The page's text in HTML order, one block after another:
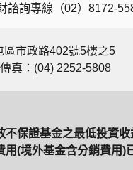
諮詢專線（02）
區市政路402號5樓之5
傳真：(04) 2252-5808
保證基金之最低投資
(境外基金含分銷費用